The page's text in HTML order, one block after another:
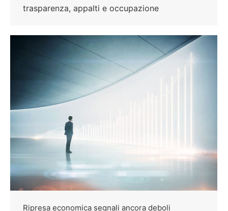
trasparenza, appalti e occupazione
Ripresa economica segnali ancora deboli